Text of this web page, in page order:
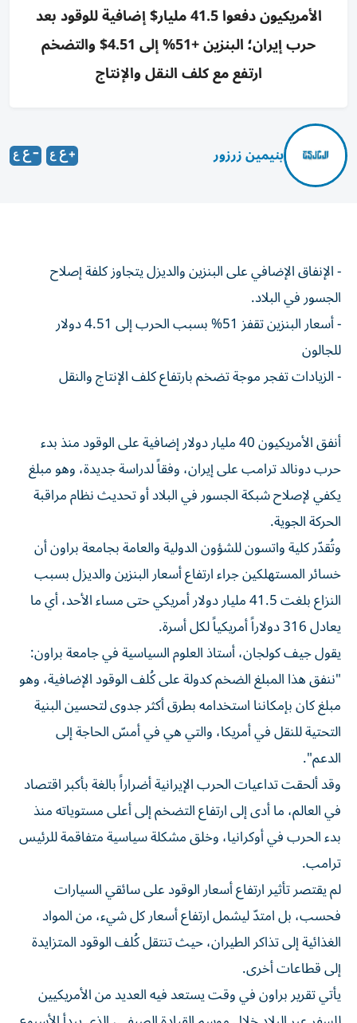
الأمريكيون دفعوا 41.5 مليار$ إضافية للوقود بعد
حرب إيران؛ البنزين +51% إلى 4.51$ والتضخم
ارتفع مع كلف النقل والإنتاج
بنيمين زرزور
- الإنفاق الإضافي على البنزين والديزل يتجاوز كلفة إصلاح
الجسور في البلاد.
- أسعار البنزين تقفز 51% بسبب الحرب إلى 4.51 دولار
للجالون
- الزيادات تفجر موجة تضخم بارتفاع كلف الإنتاج والنقل
أنفق الأمريكيون 40 مليار دولار إضافية على الوقود منذ بدء
حرب دونالد ترامب على إيران، وفقاً لدراسة جديدة، وهو مبلغ
يكفي لإصلاح شبكة الجسور في البلاد أو تحديث نظام مراقبة
الحركة الجوية.
وتُقدّر كلية واتسون للشؤون الدولية والعامة بجامعة براون أن
خسائر المستهلكين جراء ارتفاع أسعار البنزين والديزل بسبب
النزاع بلغت 41.5 مليار دولار أمريكي حتى مساء الأحد، أي ما
يعادل 316 دولاراً أمريكياً لكل أسرة.
يقول جيف كولجان، أستاذ العلوم السياسية في جامعة براون:
"ننفق هذا المبلغ الضخم كدولة على كُلف الوقود الإضافية، وهو
مبلغ كان بإمكاننا استخدامه بطرق أكثر جدوى لتحسين البنية
التحتية للنقل في أمريكا، والتي هي في أمسّ الحاجة إلى
الدعم".
وقد ألحقت تداعيات الحرب الإيرانية أضراراً بالغة بأكبر اقتصاد
في العالم، ما أدى إلى ارتفاع التضخم إلى أعلى مستوياته منذ
بدء الحرب في أوكرانيا، وخلق مشكلة سياسية متفاقمة للرئيس
ترامب.
لم يقتصر تأثير ارتفاع أسعار الوقود على سائقي السيارات
فحسب، بل امتدّ ليشمل ارتفاع أسعار كل شيء، من المواد
الغذائية إلى تذاكر الطيران، حيث تنتقل كُلف الوقود المتزايدة
إلى قطاعات أخرى.
يأتي تقرير براون في وقت يستعد فيه العديد من الأمريكيين